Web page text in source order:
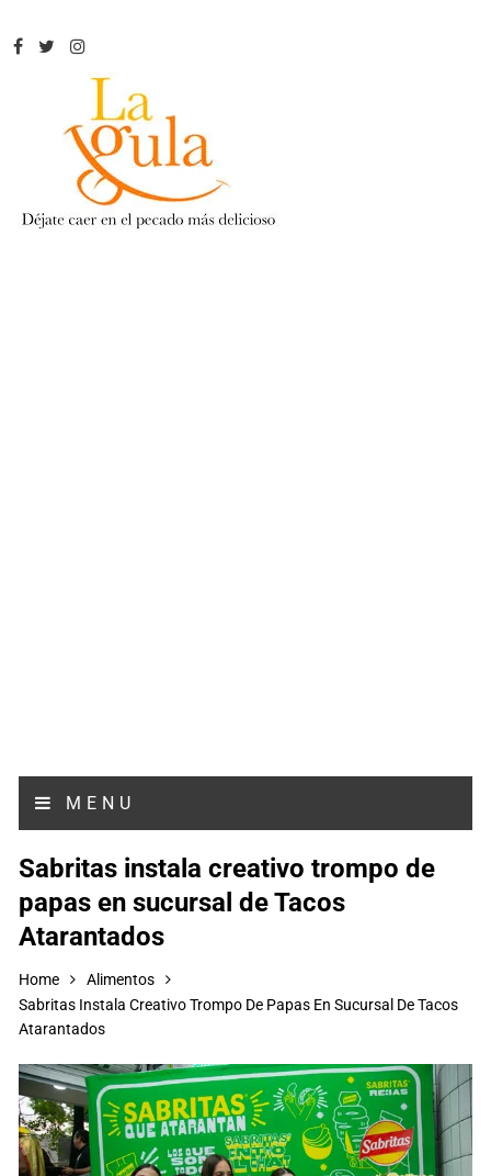
MENU
Sabritas instala creativo trompo de
papas en sucursal de Tacos
Atarantados
Home
Alimentos
Sabritas Instala Creativo Trompo De Papas En Sucursal De Tacos
Atarantados